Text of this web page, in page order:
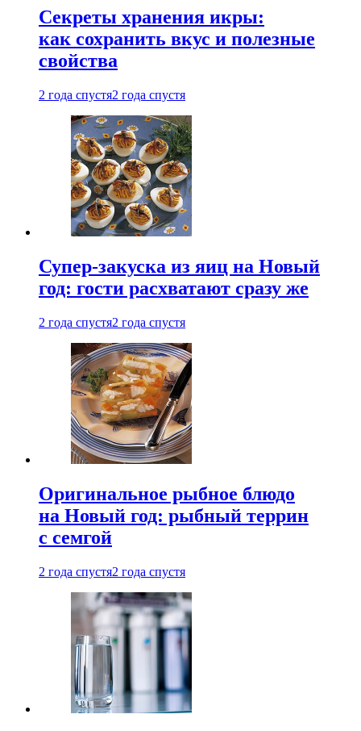
Секреты хранения икры:
как сохранить вкус и полезные
свойства
2 года спустя2 года спустя
Супер-закуска из яиц на Новый
год: гости расхватают сразу же
2 года спустя2 года спустя
Оригинальное рыбное блюдо
на Новый год: рыбный террин
с семгой
2 года спустя2 года спустя